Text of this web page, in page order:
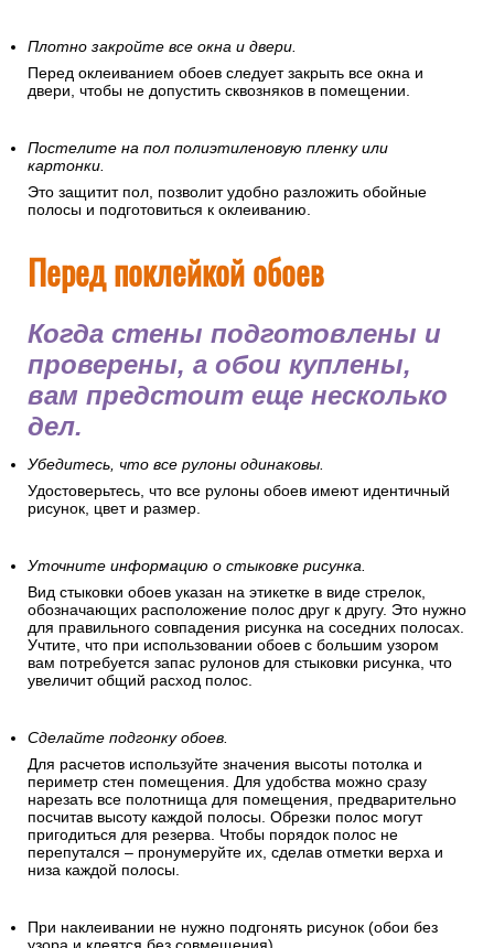
Плотно закройте все окна и двери.
Перед оклеиванием обоев следует закрыть все окна и
двери, чтобы не допустить сквозняков в помещении.
Постелите на пол полиэтиленовую пленку или
картонки.
Это защитит пол, позволит удобно разложить обойные
полосы и подготовиться к оклеиванию.
Перед поклейкой обоев
Когда стены подготовлены и
проверены, а обои куплены,
вам предстоит еще несколько
дел.
Убедитесь, что все рулоны одинаковы.
Удостоверьтесь, что все рулоны обоев имеют идентичный
рисунок, цвет и размер.
Уточните информацию о стыковке рисунка.
Вид стыковки обоев указан на этикетке в виде стрелок,
обозначающих расположение полос друг к другу. Это нужно
для правильного совпадения рисунка на соседних полосах.
Учтите, что при использовании обоев с большим узором
вам потребуется запас рулонов для стыковки рисунка, что
увеличит общий расход полос.
Сделайте подгонку обоев.
Для расчетов используйте значения высоты потолка и
периметр стен помещения. Для удобства можно сразу
нарезать все полотнища для помещения, предварительно
посчитав высоту каждой полосы. Обрезки полос могут
пригодиться для резерва. Чтобы порядок полос не
перепутался – пронумеруйте их, сделав отметки верха и
низа каждой полосы.
При наклеивании не нужно подгонять рисунок (обои без